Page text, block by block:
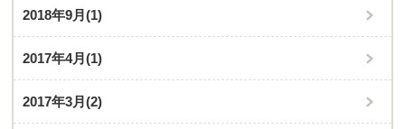
2018年9月(1)
2017年4月(1)
2017年3月(2)